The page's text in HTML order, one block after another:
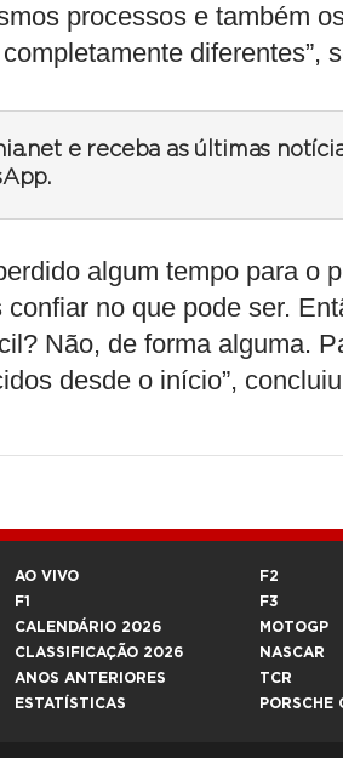
processos e também
diferentes”,
e receba as últimas
algum tempo para o
no que pode ser.
Não, de forma alguma.
desde o início”,
AO VIVO
F1
CALENDÁRIO 2026
CLASSIFICAÇÃO 2026
ANOS ANTERIORES
ESTATÍSTICAS
F2
F3
MOTOGP
NASCAR
TCR
PORSCHE